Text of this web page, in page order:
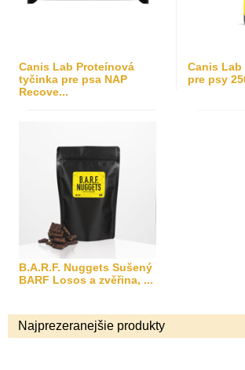
Canis Lab Proteínová
tyčinka pre psa NAP
Recove...
Canis Lab
pre psy
B.A.R.F. Nuggets Sušený
BARF Losos a zvěřina, ...
Najprezeranejšie produkty